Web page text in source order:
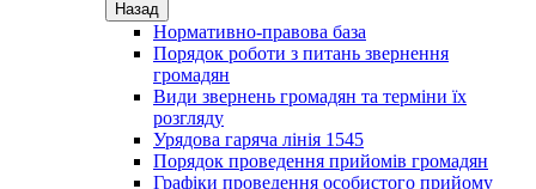
Назад
Нормативно-правова база
Порядок роботи з питань звернення
громадян
Види звернень громадян та терміни їх
розгляду
Урядова гаряча лінія 1545
Порядок проведення прийомів громадян
Графіки проведення особистого прийому